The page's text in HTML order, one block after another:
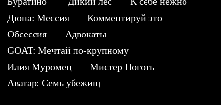
Дюна: Мессия
Комментируй это
Обсессия
Адвокаты
GOAT: Мечтай по-крупному
Илия Муромец
Мистер Ноготь
Аватар: Семь убежищ